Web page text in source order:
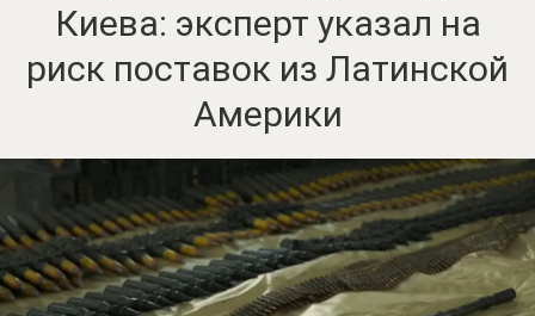
Киева: эксперт указал на
риск поставок из Латинской
Америки